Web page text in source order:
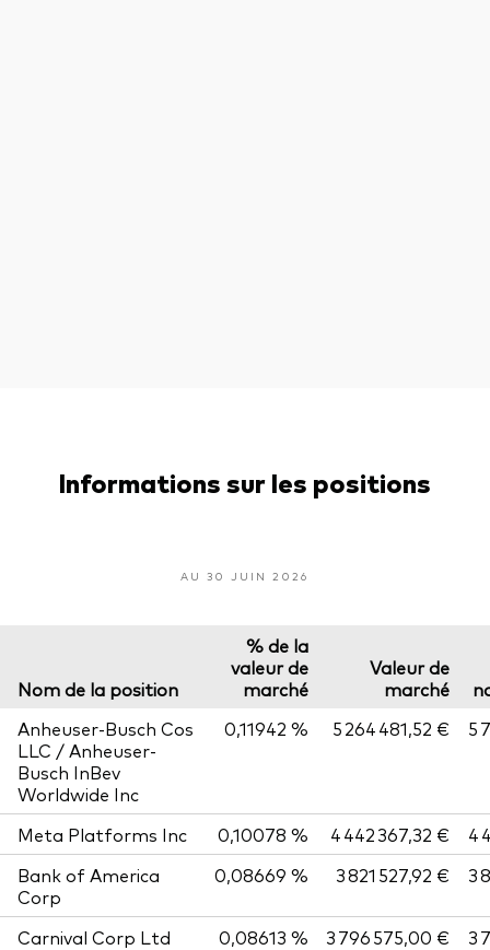
Informations sur les positions
AU 30 JUIN 2026
Nom de la position
% de la
valeur de
marché
Valeur de
marché
Anheuser-Busch Cos
LLC / Anheuser-
Busch InBev
Worldwide Inc
0,11942 % 5 264 481,52 € 5
Meta Platforms Inc 0,10078 % 4 442 367,32 €
4
Bank of America
Corp
0,08669 % 3 821 527,92 € 3
Carnival Corp Ltd 0,08613 % 3 796 575,00 €
3